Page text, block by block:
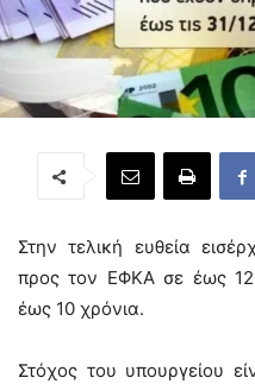
Στην τελική ευθεία
προς τον ΕΦΚΑ σε έως
έως 10 χρόνια.
Στόχος του υπουργείου